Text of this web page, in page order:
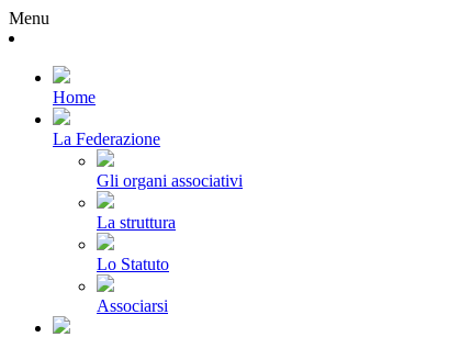
Menu
Home
La Federazione
Gli organi associativi
La struttura
Lo Statuto
Associarsi